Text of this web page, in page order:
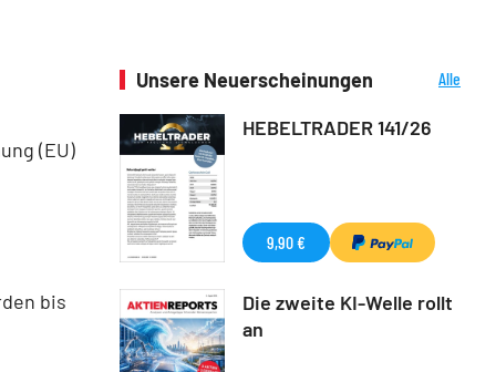
(EU)
bis
Unsere Neuerscheinungen
Alle
HEBELTRADER 141/26
9,90 €
Die zweite KI-Welle rollt
an